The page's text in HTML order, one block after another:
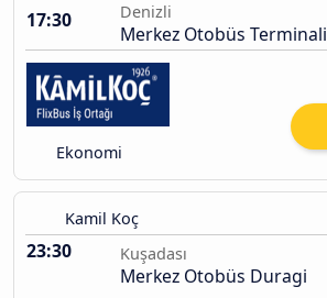
17:30
Denizli
Merkez Otobüs Terminali
Ekonomi
Kamil Koç
23:30 Kuşadası
Merkez Otobüs Duragi